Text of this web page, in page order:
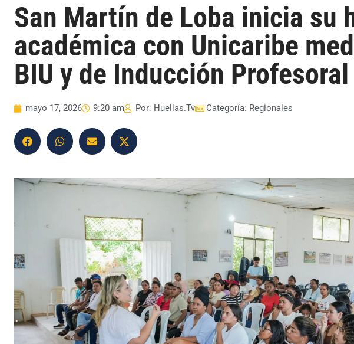
San Martín de Loba inicia su
académica con Unicaribe
BIU y de Inducción Profesoral
mayo 17, 2026 9:20 am Por: Huellas.Tv Categoría: Regionales